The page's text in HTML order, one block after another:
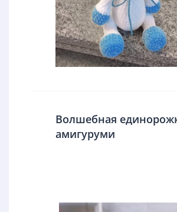
Волшебная
амигуруми